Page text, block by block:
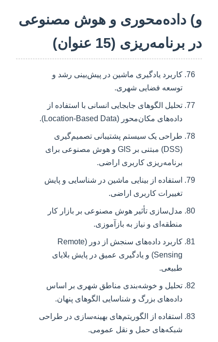
و) داده‌محوری و هوش مصنوعی
در برنامه‌ریزی (15 عنوان)
کاربرد یادگیری ماشین در پیش‌بینی رشد و
توسعه فضایی شهری.
تحلیل الگوهای جابجایی انسانی با استفاده از
داده‌های مکان‌محور (Location-Based Data).
طراحی یک سیستم پشتیبانی تصمیم‌گیری
(DSS) مبتنی بر GIS و هوش مصنوعی برای
برنامه‌ریزی کاربری اراضی.
استفاده از بینایی ماشین در شناسایی و پایش
تغییرات کاربری اراضی.
مدل‌سازی تأثیر هوش مصنوعی بر بازار کار
منطقه‌ای و نیاز به بازآموزی.
کاربرد داده‌های سنجش از دور (Remote
Sensing) و یادگیری عمیق در پایش بلایای
طبیعی.
تحلیل و خوشه‌بندی مناطق شهری بر اساس
داده‌های بزرگ و شناسایی الگوهای پنهان.
استفاده از الگوریتم‌های بهینه‌سازی در طراحی
شبکه‌های حمل و نقل عمومی.